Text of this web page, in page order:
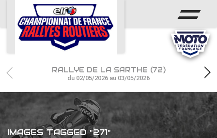
ACCUEIL
ACTUS
CALENDRIER
CHAMPIONNAT
RÉSULTATS
PHOTOS / WEB TV
RALLYE DE LA SARTHE (72)
du 02/05/2026 au 03/05/2026
IMAGES TAGGED "271"